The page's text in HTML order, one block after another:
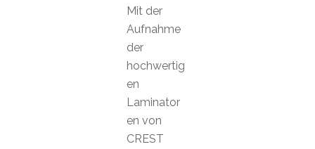
Mit der
Aufnahme
der
hochwertig
en
Laminator
en von
CREST